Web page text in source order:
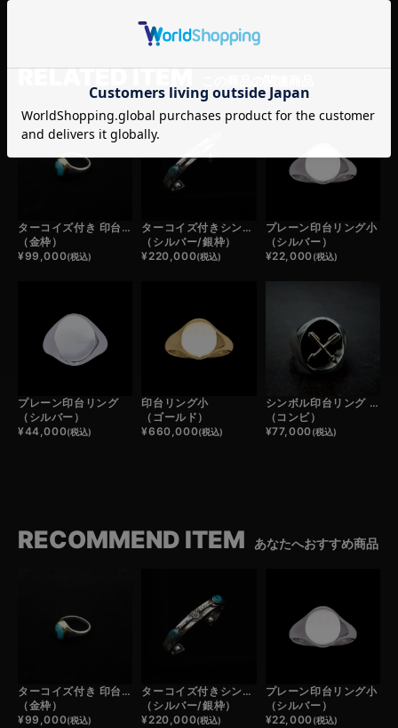
RELATED ITEM
ターコイズ付き 印台リング小
（金枠）
¥99,000(税込)
ターコイズ付きシンボルフェザーバングル
（シルバー/銀枠）
¥220,000(税込)
プレーン印台リング小
（シルバー）
¥22,000(税込)
プレーン印台リング
（シルバー）
¥44,000(税込)
印台リング小
（ゴールド）
¥660,000(税込)
シンボル印台リング / CROSSED ARROWS
（コンビ）
¥77,000(税込)
RECOMMEND ITEM あなたへおすすめ商品
ターコイズ付き 印台リング小
（金枠）
¥99,000(税込)
ターコイズ付きシンボルフェザーバングル
（シルバー/銀枠）
¥220,000(税込)
プレーン印台リング小
（シルバー）
¥22,000(税込)